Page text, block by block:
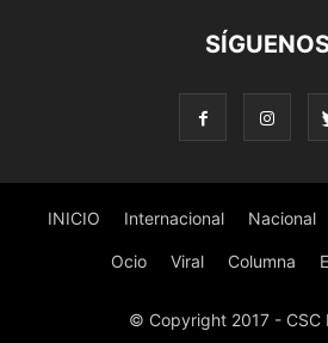
INICIO Internacional Nacional
Ocio Viral Columna
© Copyright 2017 - CSC